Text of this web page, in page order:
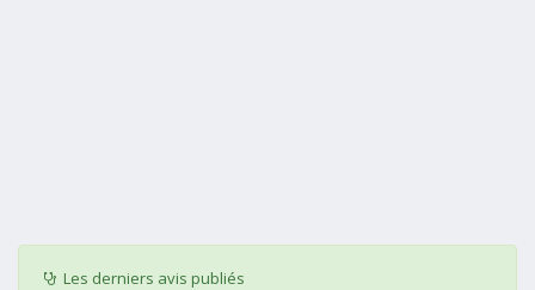
Les derniers avis publiés